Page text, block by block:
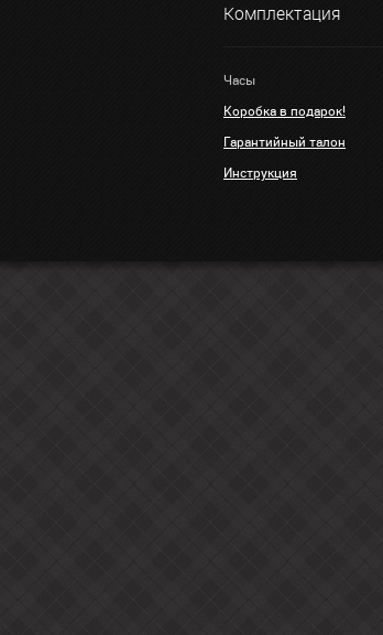
Комплектация
Часы
Коробка в подарок!
Гарантийный талон
Инструкция